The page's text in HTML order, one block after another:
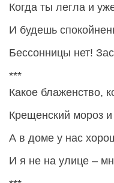
Когда ты легла и
И будешь
Бессонницы нет!
***
Какое блаженство,
Крещенский мороз
А в доме у нас
И я не на улице –